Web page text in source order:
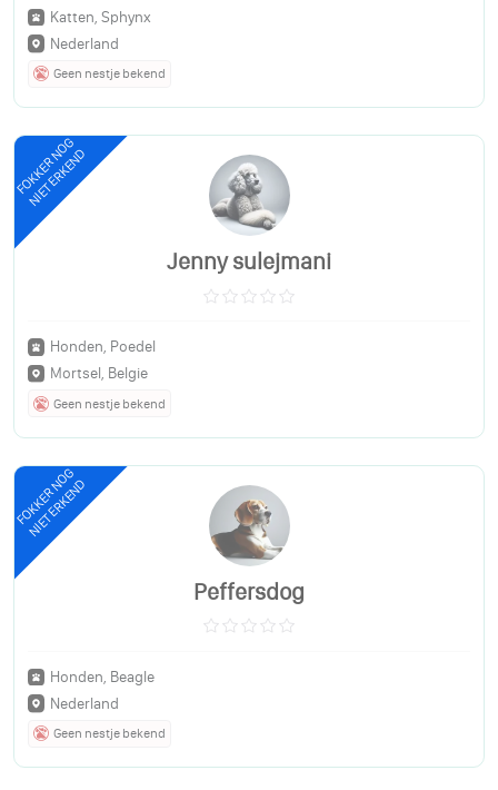
Katten, Sphynx
Nederland
Geen nestje bekend
FOKKER NOG
NIET ERKEND
Jenny sulejmani
Honden, Poedel
Mortsel, Belgie
Geen nestje bekend
FOKKER NOG
NIET ERKEND
Peffersdog
Honden, Beagle
Nederland
Geen nestje bekend